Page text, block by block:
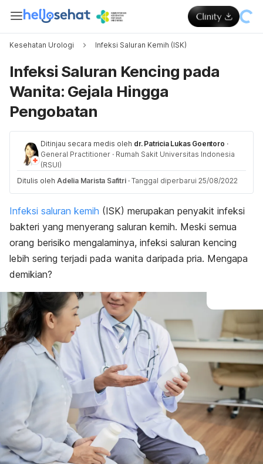
Kesehatan Urologi Infeksi Saluran Kemih (ISK)
Infeksi Saluran Kencing pada
Wanita: Gejala Hingga
Pengobatan
Ditinjau secara medis oleh dr. Patricia Lukas Goentoro ·
General Practitioner · Rumah Sakit Universitas Indonesia
(RSUI)
Ditulis oleh Adelia Marista Safitri · Tanggal diperbarui 25/08/2022
Infeksi saluran kemih (ISK) merupakan penyakit infeksi
bakteri yang menyerang saluran kemih. Meski semua
orang berisiko mengalaminya, infeksi saluran kencing
lebih sering terjadi pada wanita daripada pria. Mengapa
demikian?